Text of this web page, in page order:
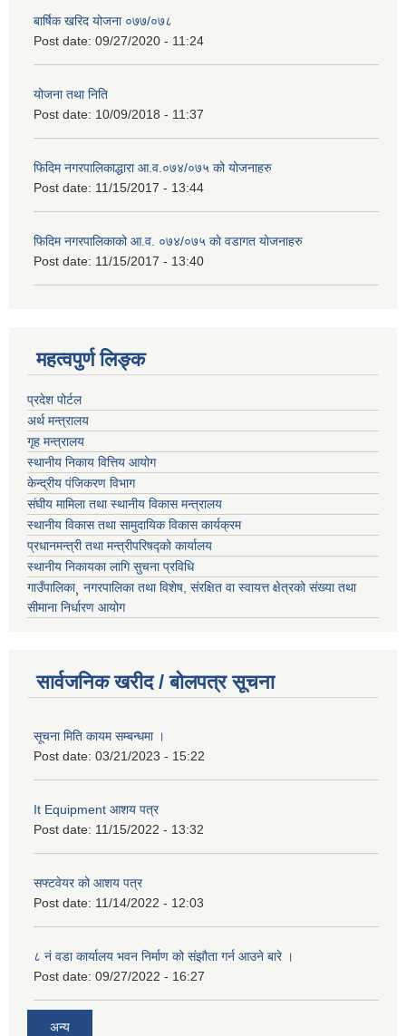
बार्षिक खरिद योजना ०७७/०७८
Post date: 09/27/2020 - 11:24
योजना तथा निति
Post date: 10/09/2018 - 11:37
फिदिम नगरपालिकाद्धारा आ.व.०७४/०७५ को योजनाहरु
Post date: 11/15/2017 - 13:44
फिदिम नगरपालिकाको आ.व. ०७४/०७५ काे वडागत योजनाहरु
Post date: 11/15/2017 - 13:40
महत्वपुर्ण लिङ्क
प्रदेश पोर्टल
अर्थ मन्त्रालय
गृह मन्त्रालय
स्थानीय निकाय वित्तिय आयोग
केन्द्रीय पंजिकरण विभाग
संघीय मामिला तथा स्थानीय विकास मन्त्रालय
स्थानीय विकास तथा सामुदायिक विकास कार्यक्रम
प्रधानमन्त्री तथा मन्त्रीपरिषद्को कार्यालय
स्थानीय निकायका लागि सुचना प्रविधि
गाउँपालिका¸ नगरपालिका तथा विशेष, संरक्षित वा स्वायत्त क्षेत्रको संख्या तथा
सीमाना निर्धारण आयोग
सार्वजनिक खरीद / बोलपत्र सूचना
सूचना मिति कायम सम्बन्धमा ।
Post date: 03/21/2023 - 15:22
It Equipment आशय पत्र
Post date: 11/15/2022 - 13:32
सफ्टवेयर को आशय पत्र
Post date: 11/14/2022 - 12:03
८ नं वडा कार्यालय भवन निर्माण को संझौता गर्न आउने बारे ।
Post date: 09/27/2022 - 16:27
अन्य